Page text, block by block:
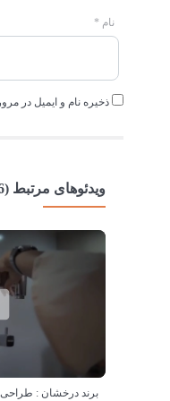
نام *
ذخیره نام و ایمیل در
ویدئوهای مرتبط (6)
برند درخشان :